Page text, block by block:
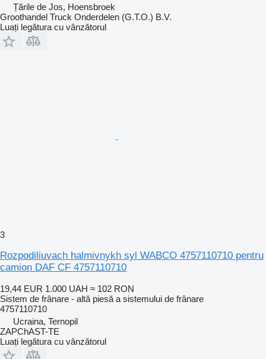
Țările de Jos, Hoensbroek
Groothandel Truck Onderdelen (G.T.O.) B.V.
Luați legătura cu vânzătorul
3
Rozpodiliuvach halmivnykh syl WABCO 4757110710 pentru
camion DAF CF 4757110710
19,44 EUR 1.000 UAH ≈ 102 RON
Sistem de frânare - altă piesă a sistemului de frânare
4757110710
Ucraina, Ternopil
ZAPChAST-TE
Luați legătura cu vânzătorul